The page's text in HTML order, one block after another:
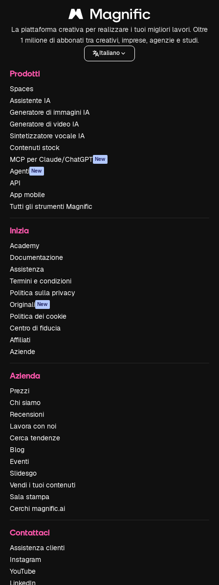
La piattaforma creativa per realizzare i tuoi migliori lavori. Oltre
1 milione di abbonati tra creativi, imprese, agenzie e studi.
Italiano
Prodotti
Spaces
Assistente IA
Generatore di immagini IA
Generatore di video IA
Sintetizzatore vocale IA
Contenuti stock
MCP per Claude/ChatGPT New
Agenti New
API
App mobile
Tutti gli strumenti Magnific
Inizia
Academy
Documentazione
Assistenza
Termini e condizioni
Politica sulla privacy
Originali New
Politica dei cookie
Centro di fiducia
Affiliati
Aziende
Azienda
Prezzi
Chi siamo
Recensioni
Lavora con noi
Cerca tendenze
Blog
Eventi
Slidesgo
Vendi i tuoi contenuti
Sala stampa
Cerchi magnific.ai
Contattaci
Assistenza clienti
Instagram
YouTube
LinkedIn